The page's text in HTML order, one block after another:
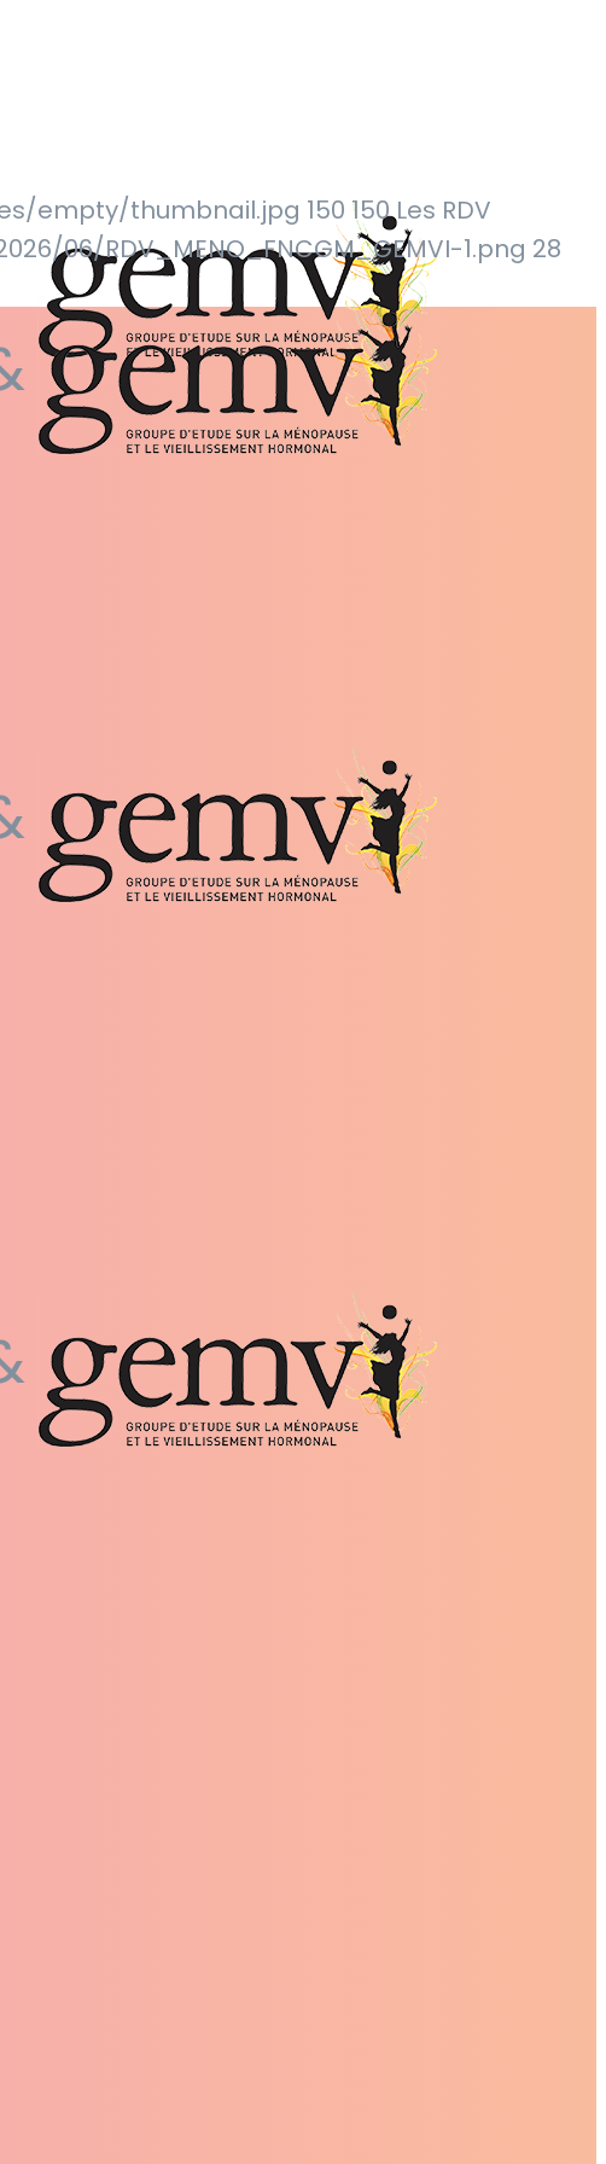
empty/thumbnail.jpg 150 150 Les RDV
06/RDV_MENO_FNCGM_GEMVI-1.png 28